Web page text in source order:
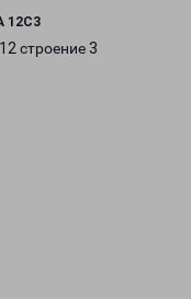
12С3
строение 3